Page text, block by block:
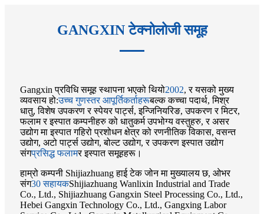
GANGXIN टेक्नोलोजी समूह
Gangxin प्रविधि समूह स्थापना भएको थियो2002, र यसको मुख्य
व्यवसाय हो:उच्च गुणस्तर आपूर्तिकर्ताहरूबल्क कच्चा पदार्थ, मिश्र
धातु, विशेष उपकरण र स्पेयर पार्ट्स, इन्जिनियरिङ, उपकरण र मिटर,
फलाम र इस्पात कम्पनीहरु को धातुकर्म उपभोग्य वस्तुहरु, र असर
उद्योग मा इस्पात गहिरो प्रशोधन क्षेत्र को रणनीतिक विकास, वसन्त
उद्योग, अटो पार्ट्स उद्योग, बोल्ट उद्योग, र उपकरण इस्पात उद्योग
संगप्रसिद्ध फलामर इस्पात समूहहरू।
हाम्रो कम्पनी Shijiazhuang हाई टेक जोन मा मुख्यालय छ, ओभर
संग30 सहायकShijiazhuang Wanlixin Industrial and Trade
Co., Ltd., Shijiazhuang Gangxin Steel Processing Co., Ltd.,
Hebei Gangxin Technology Co., Ltd., Gangxing Labor